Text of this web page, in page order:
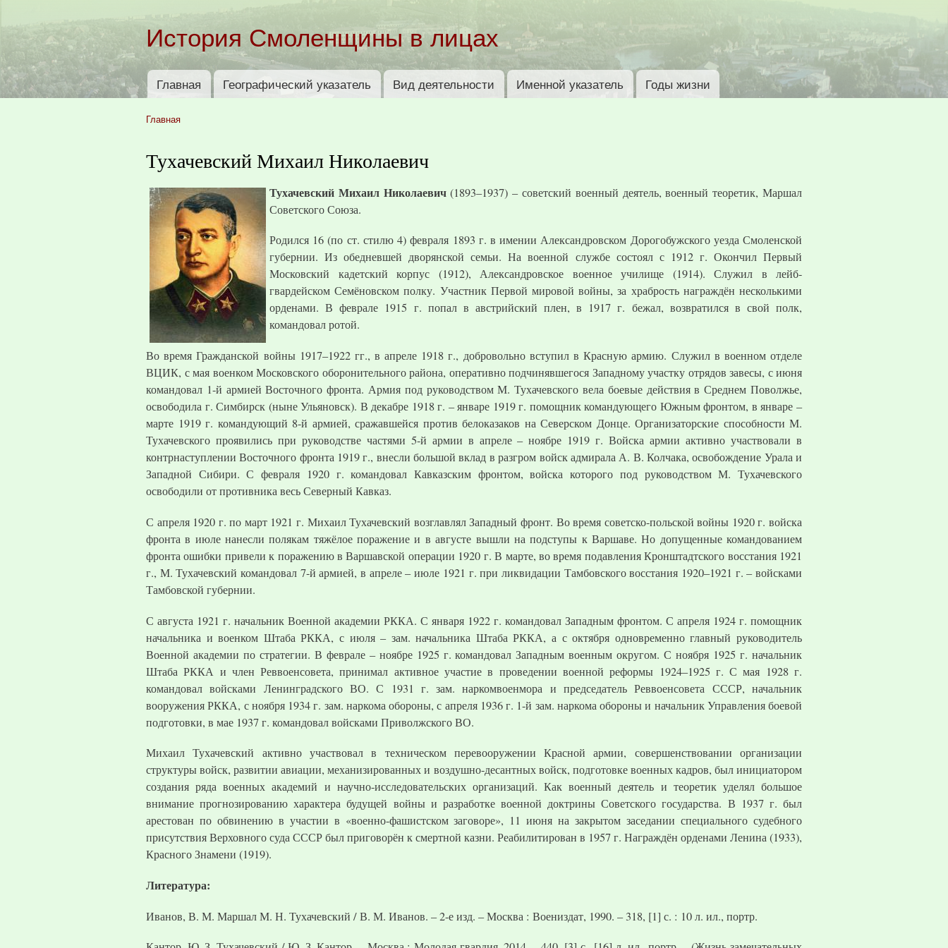
основному
содержанию
История Смоленщины в лицах
Главное меню
Главная Географический указатель Вид деятельности Именной указатель Годы жизни
Главная
Тухачевский Михаил Николаевич
Тухачевский Михаил Николаевич(1893–1937) – советский военный деятель, военный теоретик, Маршал
Советского Союза.
Родился 16 (по ст. стилю 4) февраля 1893 г. в имении Александровском Дорогобужского уезда Смоленской
губернии. Из обедневшей дворянской семьи. На военной службе состоял с 1912 г. Окончил Первый
Московский кадетский корпус (1912), Александровское военное училище (1914). Служил в лейб-
гвардейском Семёновском полку. Участник Первой мировой войны, за храбрость награждён несколькими
орденами. В феврале 1915 г. попал в австрийский плен, в 1917 г. бежал, возвратился в свой полк,
командовал ротой.
Во время Гражданской войны 1917–1922 гг., в апреле 1918 г., добровольно вступил в Красную армию. Служил в военном отделе
ВЦИК, с мая военком Московского оборонительного района, оперативно подчинявшегося Западному участку отрядов завесы, с июня
командовал 1-й армией Восточного фронта. Армия под руководством М. Тухачевского вела боевые действия в Среднем Поволжье,
освободила г. Симбирск (ныне Ульяновск). В декабре 1918 г. – январе 1919 г. помощник командующего Южным фронтом, в январе –
марте 1919 г. командующий 8-й армией, сражавшейся против белоказаков на Северском Донце. Организаторские способности М.
Тухачевского проявились при руководстве частями 5-й армии в апреле – ноябре 1919 г. Войска армии активно участвовали в
контрнаступлении Восточного фронта 1919 г., внесли большой вклад в разгром войск адмирала А. В. Колчака, освобождение Урала и
Западной Сибири. С февраля 1920 г. командовал Кавказским фронтом, войска которого под руководством М. Тухачевского
освободили от противника весь Северный Кавказ.
С апреля 1920 г. по март 1921 г. Михаил Тухачевский возглавлял Западный фронт. Во время советско-польской войны 1920 г. войска
фронта в июле нанесли полякам тяжёлое поражение и в августе вышли на подступы к Варшаве. Но допущенные командованием
фронта ошибки привели к поражению в Варшавской операции 1920 г. В марте, во время подавления Кронштадтского восстания 1921
г., М. Тухачевский командовал 7-й армией, в апреле – июле 1921 г. при ликвидации Тамбовского восстания 1920–1921 г. – войсками
Тамбовской губернии.
С августа 1921 г. начальник Военной академии РККА. С января 1922 г. командовал Западным фронтом. С апреля 1924 г. помощник
начальника и военком Штаба РККА, с июля – зам. начальника Штаба РККА, а с октября одновременно главный руководитель
Военной академии по стратегии. В феврале – ноябре 1925 г. командовал Западным военным округом. С ноября 1925 г. начальник
Штаба РККА и член Реввоенсовета, принимал активное участие в проведении военной реформы 1924–1925 г. С мая 1928 г.
командовал войсками Ленинградского ВО. С 1931 г. зам. наркомвоенмора и председатель Реввоенсовета СССР, начальник
вооружения РККА, с ноября 1934 г. зам. наркома обороны, с апреля 1936 г. 1-й зам. наркома обороны и начальник Управления боевой
подготовки, в мае 1937 г. командовал войсками Приволжского ВО.
Михаил Тухачевский активно участвовал в техническом перевооружении Красной армии, совершенствовании организации
структуры войск, развитии авиации, механизированных и воздушно-десантных войск, подготовке военных кадров, был инициатором
создания ряда военных академий и научно-исследовательских организаций. Как военный деятель и теоретик уделял большое
внимание прогнозированию характера будущей войны и разработке военной доктрины Советского государства. В 1937 г. был
арестован по обвинению в участии в «военно-фашистском заговоре», 11 июня на закрытом заседании специального судебного
присутствия Верховного суда СССР был приговорён к смертной казни. Реабилитирован в 1957 г. Награждён орденами Ленина (1933),
Красного Знамени (1919).
Литература:
Иванов, В. М. Маршал М. Н. Тухачевский / В. М. Иванов. – 2-е изд. – Москва : Воениздат, 1990. – 318, [1] с. : 10 л. ил., портр.